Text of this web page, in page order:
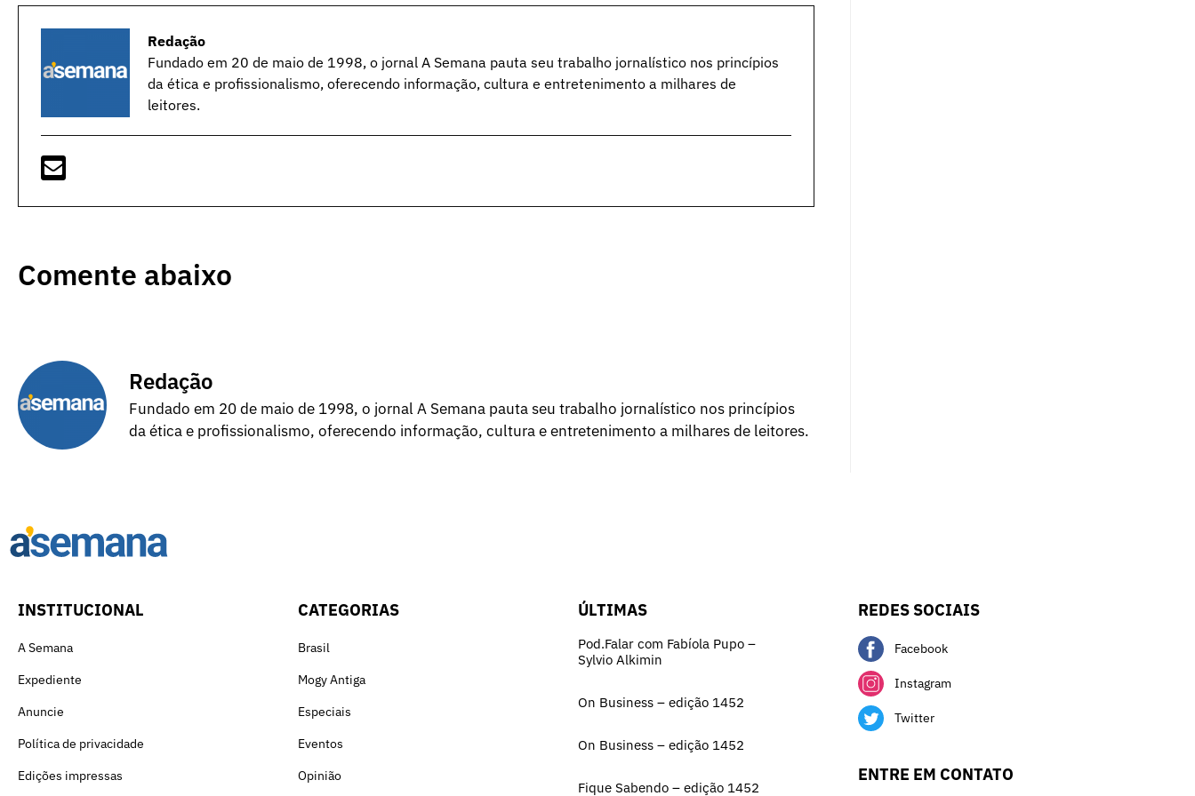
Redação
Fundado em 20 de maio de 1998, o jornal A Semana pauta seu trabalho jornalístico nos princípios
da ética e profissionalismo, oferecendo informação, cultura e entretenimento a milhares de
leitores.
Comente abaixo
Redação
Fundado em 20 de maio de 1998, o jornal A Semana pauta seu trabalho jornalístico nos princípios
da ética e profissionalismo, oferecendo informação, cultura e entretenimento a milhares de leitores.
INSTITUCIONAL
A Semana
Expediente
Anuncie
Política de privacidade
Edições impressas
CATEGORIAS
Brasil
Mogy Antiga
Especiais
Eventos
Opinião
ÚLTIMAS
Pod.Falar com Fabíola Pupo –
Sylvio Alkimin
On Business – edição 1452
On Business – edição 1452
Fique Sabendo – edição 1452
REDES SOCIAIS
Facebook
Instagram
Twitter
ENTRE EM CONTATO